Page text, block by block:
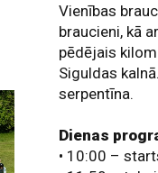
Vienības
braucieni, kā
pēdējais
Siguldas
serpentīna.
Dienas
• 10:00 –